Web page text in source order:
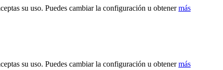
su uso. Puedes cambiar la configuración u obtenermás
su uso. Puedes cambiar la configuración u obtenermás